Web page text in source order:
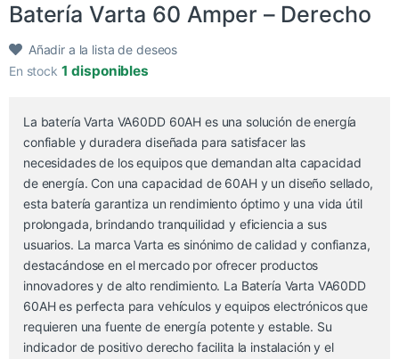
Batería Varta 60 Amper – Derecho
Añadir a la lista de deseos
En stock 1 disponibles
La batería Varta VA60DD 60AH es una solución de energía
confiable y duradera diseñada para satisfacer las
necesidades de los equipos que demandan alta capacidad
de energía. Con una capacidad de 60AH y un diseño sellado,
esta batería garantiza un rendimiento óptimo y una vida útil
prolongada, brindando tranquilidad y eficiencia a sus
usuarios. La marca Varta es sinónimo de calidad y confianza,
destacándose en el mercado por ofrecer productos
innovadores y de alto rendimiento. La Batería Varta VA60DD
60AH es perfecta para vehículos y equipos electrónicos que
requieren una fuente de energía potente y estable. Su
indicador de positivo derecho facilita la instalación y el